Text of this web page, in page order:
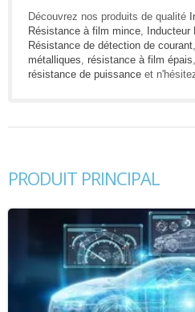
Découvrez nos produits de qualité
Résistance à film mince, Inducteur
Résistance de détection de courant,
métalliques, résistance à film épais,
résistance de puissance et
PRODUIT PRINCIPAL